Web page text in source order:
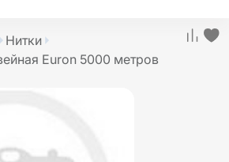
Нитки
Euron 5000 метров